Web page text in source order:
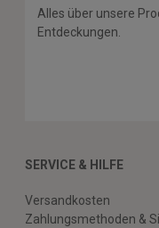
Alles über unsere
Entdeckungen.
SERVICE & HILFE
Versandkosten
Zahlungsmethoden &